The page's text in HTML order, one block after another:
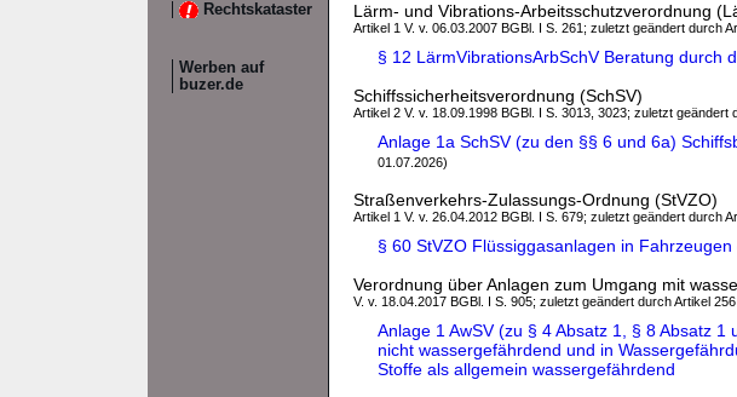
Rechtskataster
Werben auf
buzer.de
Lärm- und Vibrations-Arbeitsschutzverordnung
Artikel 1 V. v. 06.03.2007 BGBl. I S. 261; zuletzt geändert durch
§ 12 LärmVibrationsArbSchV Beratung durch
Schiffssicherheitsverordnung (SchSV)
Artikel 2 V. v. 18.09.1998 BGBl. I S. 3013, 3023; zuletzt
Anlage 1a SchSV (zu den §§ 6 und 6a)
01.07.2026)
Straßenverkehrs-Zulassungs-Ordnung (StVZO)
Artikel 1 V. v. 26.04.2012 BGBl. I S. 679; zuletzt geändert durch
§ 60 StVZO Flüssiggasanlagen in Fahrzeugen
Verordnung über Anlagen zum Umgang mit
V. v. 18.04.2017 BGBl. I S. 905; zuletzt geändert durch Artikel
Anlage 1 AwSV (zu § 4 Absatz 1, § 8 Absatz
nicht wassergefährdend und in
Stoffe als allgemein wassergefährdend